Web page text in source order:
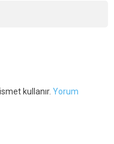
kullanır. Yorum